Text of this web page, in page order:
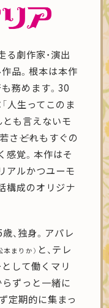
る劇作家・演出
品。根本は本作
務めます。30
人生ってこのま
とも言えないモ
さ――どれもすぐの
感覚。本作はそ
アルかつユーモ
構成のオリジナ
、独身。アパレ
本まりか） と、テレ
して働くマリ
らずっと一緒に
定期的に集まっ